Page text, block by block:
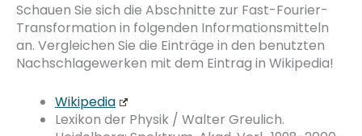
Schauen Sie sich die Abschnitte zur Fast-Fourier-
Transformation in folgenden Informationsmitteln
an. Vergleichen Sie die Einträge in den benutzten
Nachschlagewerken mit dem Eintrag in Wikipedia!
Wikipedia
Lexikon der Physik / Walter Greulich.